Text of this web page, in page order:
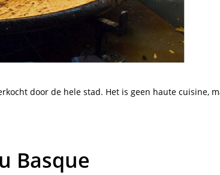
door de hele stad. Het is geen haute cuisine,
Basque